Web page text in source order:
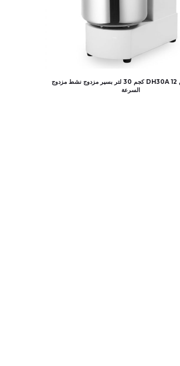
خلّاط العجين DH30A 12 كجم 30 لتر بسير مزدوج نشط مزدوج
السرعة